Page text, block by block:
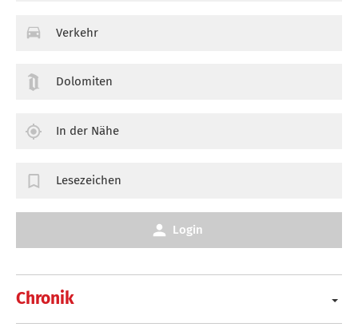
Chronik
Verkehr
Dolomiten
In der Nähe
Lesezeichen
Login